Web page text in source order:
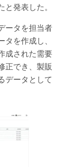
発表した。
ータを担当者
を作成し、
成された需要
正でき、製販
データとして